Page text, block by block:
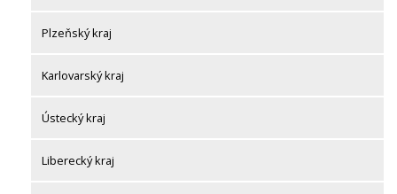
Plzeňský kraj
Karlovarský kraj
Ústecký kraj
Liberecký kraj